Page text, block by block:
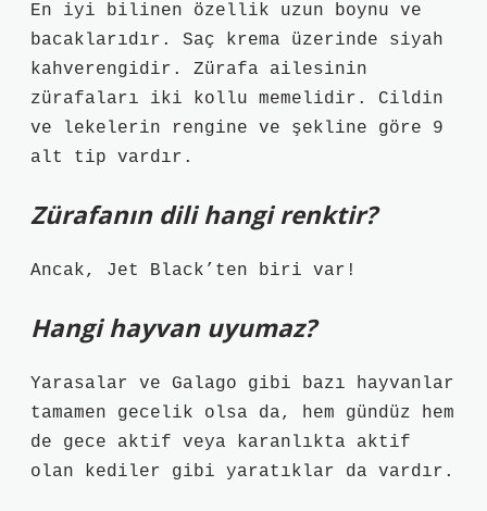
En iyi bilinen özellik uzun boynu ve
bacaklarıdır. Saç krema üzerinde siyah
kahverengidir. Zürafa ailesinin
zürafaları iki kollu memelidir. Cildin
ve lekelerin rengine ve şekline göre 9
alt tip vardır.
Zürafanın dili hangi renktir?
Ancak, Jet Black’ten biri var!
Hangi hayvan uyumaz?
Yarasalar ve Galago gibi bazı hayvanlar
tamamen gecelik olsa da, hem gündüz hem
de gece aktif veya karanlıkta aktif
olan kediler gibi yaratıklar da vardır.